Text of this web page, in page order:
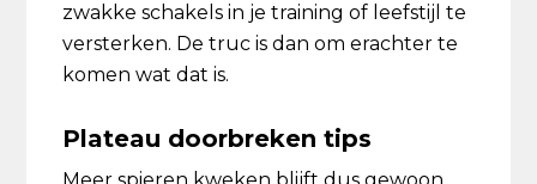
zwakke schakels in je training of leefstijl te
versterken. De truc is dan om erachter te
komen wat dat is.
Plateau doorbreken tips